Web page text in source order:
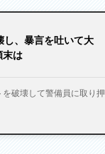
し、暴言を吐いて大
末は
破壊して警備員に取り